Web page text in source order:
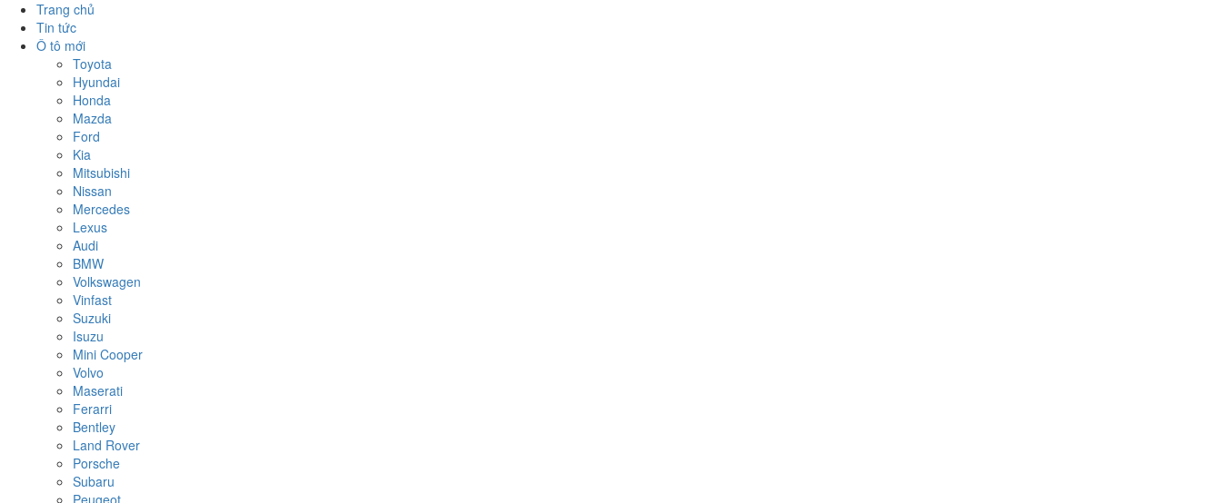
Trang chủ
Tin tức
Ô tô mới
Toyota
Hyundai
Honda
Mazda
Ford
Kia
Mitsubishi
Nissan
Mercedes
Lexus
Audi
BMW
Volkswagen
Vinfast
Suzuki
Isuzu
Mini Cooper
Volvo
Maserati
Ferarri
Bentley
Land Rover
Porsche
Subaru
Peugeot